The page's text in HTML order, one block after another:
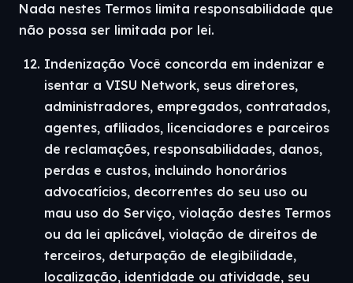
Nada nestes Termos limita responsabilidade que
não possa ser limitada por lei.
Indenização Você concorda em indenizar e
isentar a VISU Network, seus diretores,
administradores, empregados, contratados,
agentes, afiliados, licenciadores e parceiros
de reclamações, responsabilidades, danos,
perdas e custos, incluindo honorários
advocatícios, decorrentes do seu uso ou
mau uso do Serviço, violação destes Termos
ou da lei aplicável, violação de direitos de
terceiros, deturpação de elegibilidade,
localização, identidade ou atividade, seu